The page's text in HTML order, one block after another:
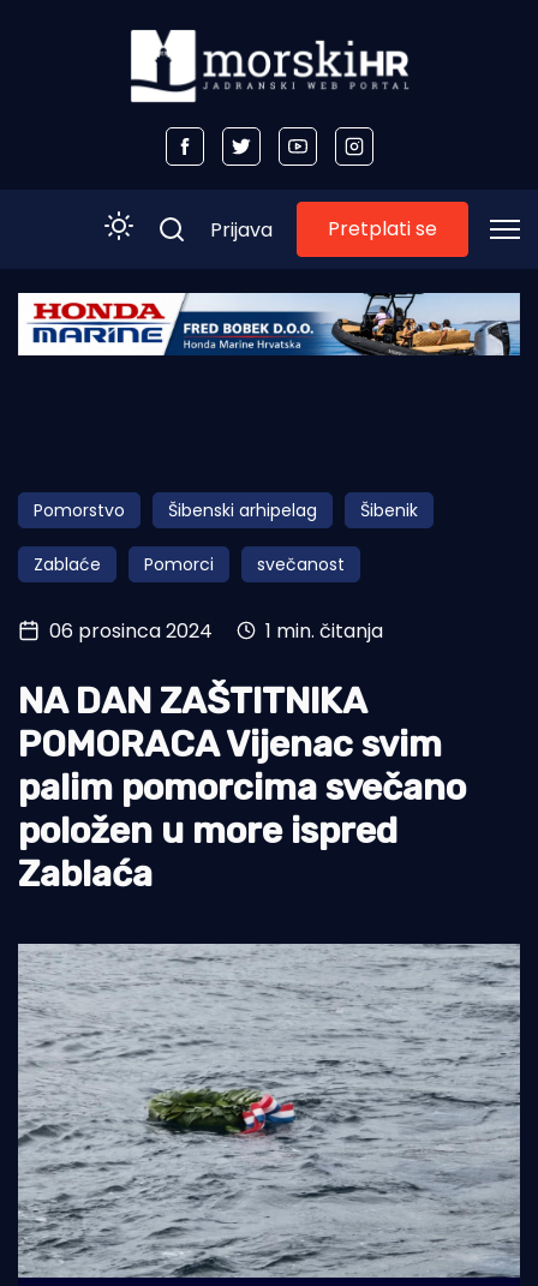
Početna
Obala
Otoci
Turizam i nautika
Pomorstvo
Ekologija
Tradicija i kultura
Prijava Pretplati se
Pomorstvo Šibenski arhipelag Šibenik
Zablaće Pomorci svečanost
06 prosinca 2024 1 min. čitanja
NA DAN ZAŠTITNIKA
POMORACA Vijenac svim
palim pomorcima svečano
položen u more ispred
Zablaća